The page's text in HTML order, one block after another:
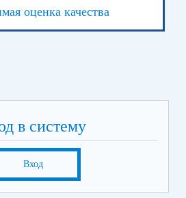
оценка качества
в систему
Вход